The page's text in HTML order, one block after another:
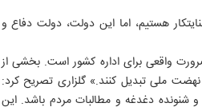
هستیم، اما این دولت، دولت دفاع و
واقعی برای اداره کشور است. بخشی از
ملی تبدیل کنند.» گلزاری تصریح کرد:
و شنونده دغدغه و مطالبات مردم باشد. این